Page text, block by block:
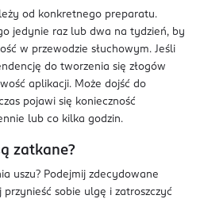
od konkretnego preparatu.
jedynie raz lub dwa na tydzień, by
w przewodzie słuchowym. Jeśli
do tworzenia się złogów
aplikacji. Może dojść do
pojawi się konieczność
lub co kilka godzin.
zatkane?
uszu? Podejmij zdecydowane
przynieść sobie ulgę i zatroszczyć